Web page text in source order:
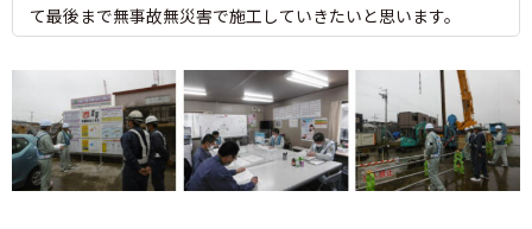
て最後まで無事故無災害で施工していきたいと思います。